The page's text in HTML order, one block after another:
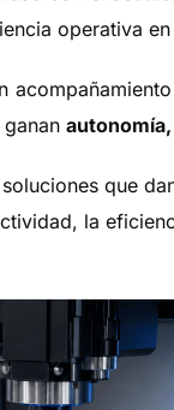
operativa
que
la